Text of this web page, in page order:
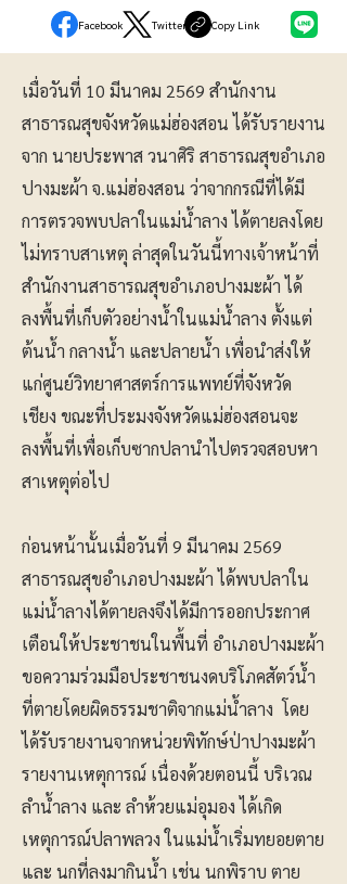
Facebook Twitter Copy Link
เมื่อวันที่ 10 มีนาคม 2569 สำนักงาน
สาธารณสุขจังหวัดแม่ฮ่องสอน ได้รับรายงาน
จาก นายประพาส วนาศิริ สาธารณสุขอำเภอ
ปางมะผ้า จ.แม่ฮ่องสอน ว่าจากกรณีที่ได้มี
การตรวจพบปลาในแม่น้ำลาง ได้ตายลงโดย
ไม่ทราบสาเหตุ ล่าสุดในวันนี้ทางเจ้าหน้าที่
สำนักงานสาธารณสุขอำเภอปางมะผ้า ได้
ลงพื้นที่เก็บตัวอย่างน้ำในแม่น้ำลาง ตั้งแต่
ต้นน้ำ กลางน้ำ และปลายน้ำ เพื่อนำส่งให้
แก่ศูนย์วิทยาศาสตร์การแพทย์ที่จังหวัด
เชียง ขณะที่ประมงจังหวัดแม่ฮ่องสอนจะ
ลงพื้นที่เพื่อเก็บซากปลานำไปตรวจสอบหา
สาเหตุต่อไป
ก่อนหน้านั้นเมื่อวันที่ 9 มีนาคม 2569
สาธารณสุขอำเภอปางมะผ้า ได้พบปลาใน
แม่น้ำลางได้ตายลงจึงได้มีการออกประกาศ
เตือนให้ประชาชนในพื้นที่ อำเภอปางมะผ้า
ขอความร่วมมือประชาชนงดบริโภคสัตว์น้ำ
ที่ตายโดยผิดธรรมชาติจากแม่น้ำลาง โดย
ได้รับรายงานจากหน่วยพิทักษ์ป่าปางมะผ้า
รายงานเหตุการณ์ เนื่องด้วยตอนนี้ บริเวณ
ลำน้ำลาง และ ลำห้วยแม่อุมอง ได้เกิด
เหตุการณ์ปลาพลวง ในแม่น้ำเริ่มทยอยตาย
และ นกที่ลงมากินน้ำ เช่น นกพิราบ ตาย